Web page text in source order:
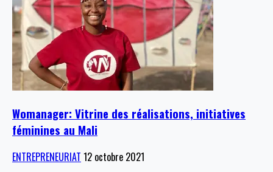
Womanager: Vitrine des réalisations, initiatives
féminines au Mali
ENTREPRENEURIAT 12 octobre 2021